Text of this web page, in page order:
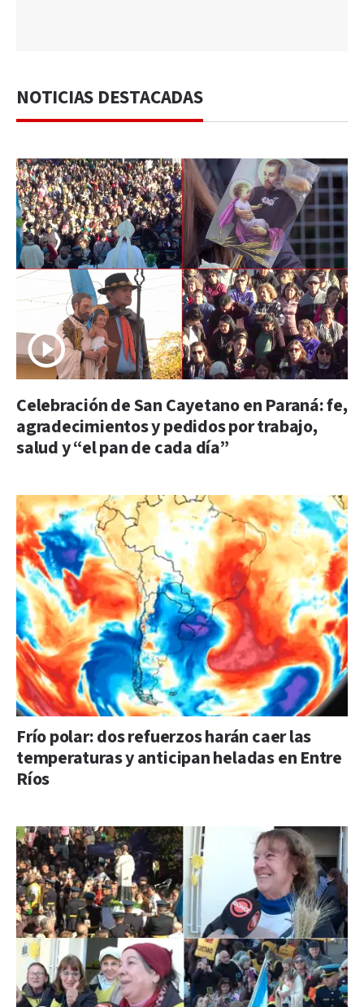
NOTICIAS DESTACADAS
Celebración de San Cayetano en Paraná: fe,
agradecimientos y pedidos por trabajo,
salud y “el pan de cada día”
Frío polar: dos refuerzos harán caer las
temperaturas y anticipan heladas en Entre
Ríos